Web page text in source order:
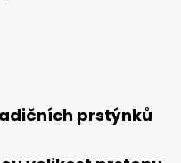
prstýnků